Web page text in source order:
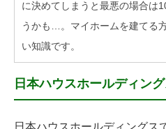
に決めてしまうと最悪の場合は
うかも…。マイホームを建てる
い知識です。
日本ハウスホールディン